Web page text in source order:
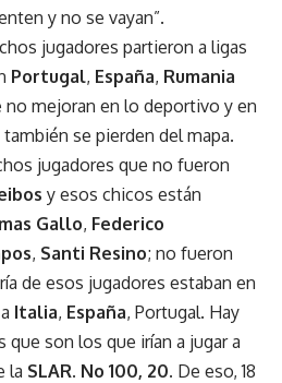
y no se vayan”.
jugadores partieron a ligas
Portugal, España, Rumania
no mejoran en lo deportivo y en
se pierden del mapa.
jugadores que no fueron
y esos chicos están
Gallo, Federico
, Santi Resino; no fueron
de esos jugadores estaban en
Italia, España, Portugal. Hay
son los que irían a jugar a
la SLAR. No 100, 20. De eso, 18